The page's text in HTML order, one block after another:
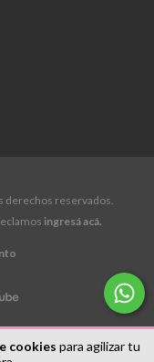
cookies para agilizar tu
derechos reservados.
ingresá acá.